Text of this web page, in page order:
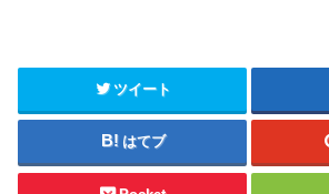
ツイート
はてブ